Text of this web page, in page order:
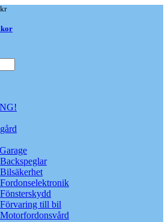
Backspeglar
Bilsäkerhet
Fordonselektronik
Fönsterskydd
Förvaring till bil
Motorfordonsvård